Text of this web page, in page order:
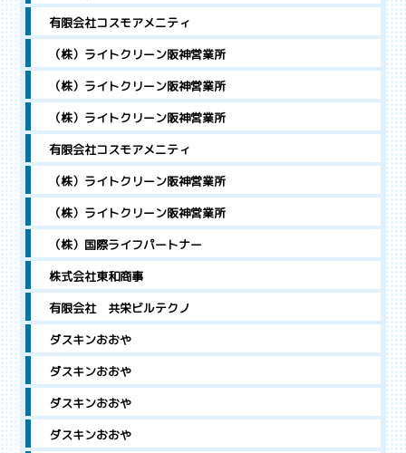
有限会社コスモアメニティ
（株）ライトクリーン阪神営業所
（株）ライトクリーン阪神営業所
（株）ライトクリーン阪神営業所
有限会社コスモアメニティ
（株）ライトクリーン阪神営業所
（株）ライトクリーン阪神営業所
（株）国際ライフパートナー
株式会社東和商事
有限会社 共栄ビルテクノ
ダスキンおおや
ダスキンおおや
ダスキンおおや
ダスキンおおや